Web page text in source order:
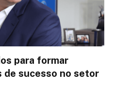
para formar
de sucesso no setor